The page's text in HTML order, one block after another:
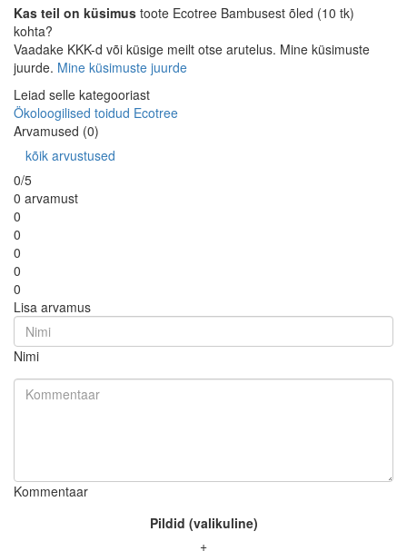
Kas teil on küsimus toote Ecotree Bambusest õled (10 tk)
kohta?
Vaadake KKK-d või küsige meilt otse arutelus. Mine küsimuste
juurde. Mine küsimuste juurde
Leiad selle kategooriast
Ökoloogilised toidud Ecotree
Arvamused (0)
kõik arvustused
0/5
0 arvamust
0
0
0
0
0
Lisa arvamus
Nimi
Kommentaar
Pildid (valikuline)
+